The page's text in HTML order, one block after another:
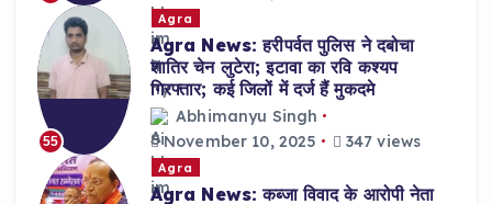
55
Agra
Agra News: हरीपर्वत पुलिस ने दबोचा
शातिर चेन लुटेरा; इटावा का रवि कश्यप
गिरफ्तार; कई जिलों में दर्ज हैं मुकदमे
Abhimanyu Singh
November 10, 2025
347 views
Agra
Agra News: कब्जा विवाद के आरोपी नेता